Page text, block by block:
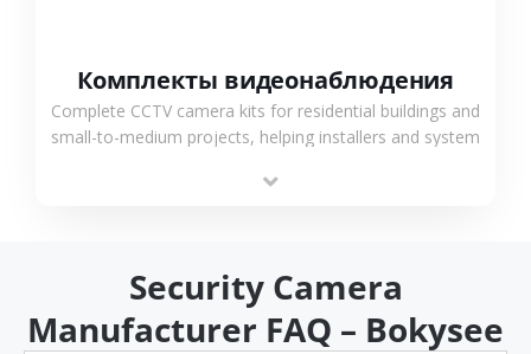
Комплекты видеонаблюдения
Complete CCTV camera kits for residential buildings and
small-to-medium projects, helping installers and system
time.
Security Camera
Manufacturer FAQ – Bokysee